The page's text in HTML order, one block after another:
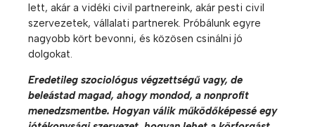
lett, akár a vidéki civil partnereink, akár pesti civil
szervezetek, vállalati partnerek. Próbálunk egyre
nagyobb kört bevonni, és közösen csinálni jó
dolgokat.
Eredetileg szociológus végzettségű vagy, de
beleástad magad, ahogy mondod, a nonprofit
menedzsmentbe. Hogyan válik működőképessé egy